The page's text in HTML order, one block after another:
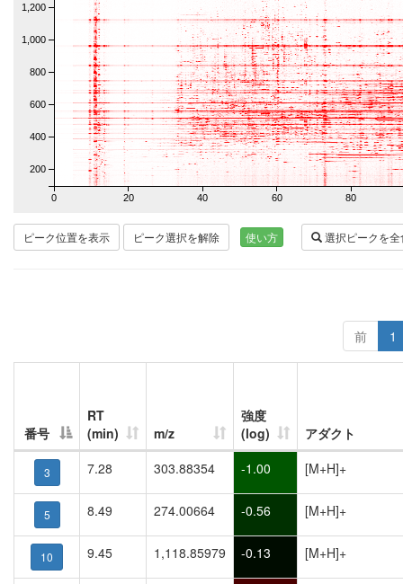
0 20 40 60 80
200
400
600
800
1,000
1,200
ピーク位置を表示 ピーク選択を解除 使い方 選択ピークを
前 1
番号
RT
(min)
m/z
強度
(log)
アダクト
3 7.28 303.88354 -1.00 [M+H]+
5 8.49 274.00664 -0.56 [M+H]+
10 9.45 1,118.85979 -0.13 [M+H]+